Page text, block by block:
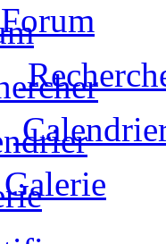
Forum
Galerie